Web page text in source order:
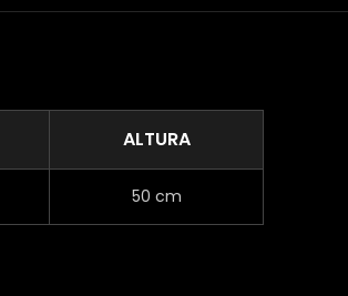
ALTURA
50 cm